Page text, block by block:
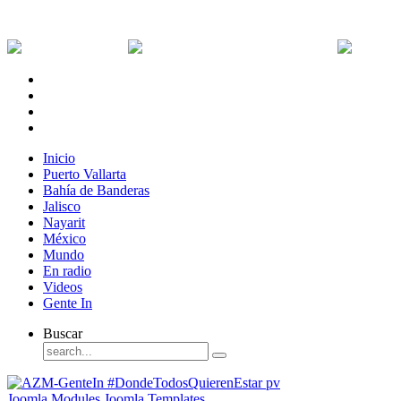
Inicio
Puerto Vallarta
Bahía de Banderas
Jalisco
Nayarit
México
Mundo
En radio
Videos
Gente In
Buscar